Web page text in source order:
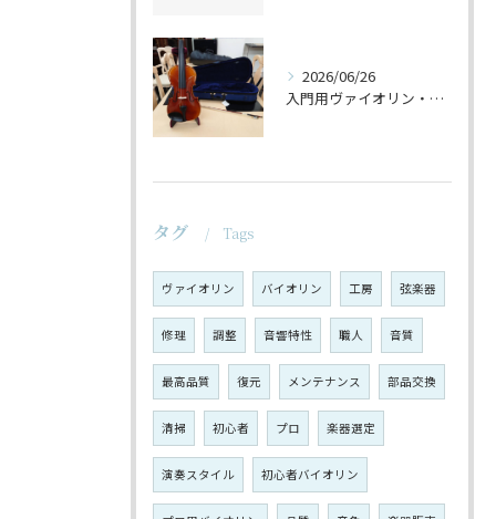
2026/06/26
入門用ヴァイオリン・セットの仕上げ♪
タグ Tags
ヴァイオリン バイオリン 工房 弦楽器
修理 調整 音響特性 職人 音質
最高品質 復元 メンテナンス 部品交換
清掃 初心者 プロ 楽器選定
演奏スタイル 初心者バイオリン